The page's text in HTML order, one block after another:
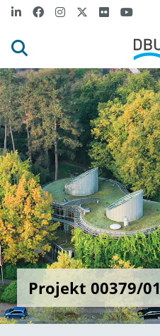
Projekt 00379/01